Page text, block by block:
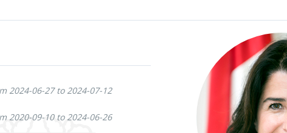
2024-06-27 to 2024-07-12
2020-09-10 to 2024-06-26